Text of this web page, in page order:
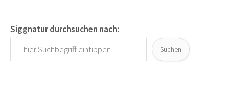
Siggnatur durchsuchen nach:
Suchen